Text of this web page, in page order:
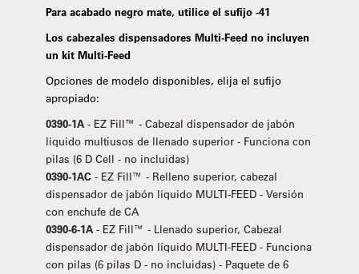
Para acabado negro mate, utilice el sufijo -41
Los cabezales dispensadores Multi-Feed no incluyen
un kit Multi-Feed
Opciones de modelo disponibles, elija el sufijo
apropiado:
0390-1A- EZ Fill™ - Cabezal dispensador de jabón
líquido multiusos de llenado superior - Funciona con
pilas (6 D Cell - no incluidas)
0390-1AC- EZ Fill™ - Relleno superior, cabezal
dispensador de jabón líquido MULTI-FEED - Versión
con enchufe de CA
0390-6-1A- EZ Fill™ - Llenado superior, Cabezal
dispensador de jabón líquido MULTI-FEED - Funciona
con pilas (6 pilas D - no incluidas) - Paquete de 6